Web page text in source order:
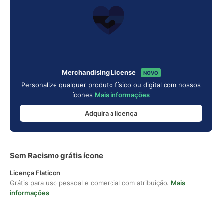
Merchandising License NOVO
Personalize qualquer produto físico ou digital com nossos
ícones Mais informações
Adquira a licença
Sem Racismo grátis ícone
Licença Flaticon
Grátis para uso pessoal e comercial com atribuição. Mais
informações